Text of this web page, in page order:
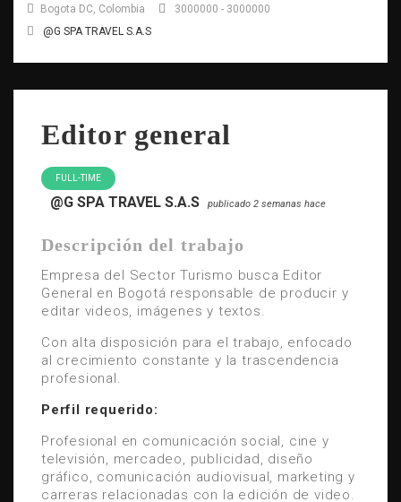
Bogota DC, Colombia
3000000 - 3000000
@G SPA TRAVEL S.A.S
Editor general
FULL-TIME
@G SPA TRAVEL S.A.S publicado 2 semanas hace
Descripción del trabajo
Empresa del Sector Turismo busca Editor
General en Bogotá responsable de producir y
editar videos, imágenes y textos.
Con alta disposición para el trabajo, enfocado
al crecimiento constante y la trascendencia
profesional.
Perfil requerido:
Profesional en comunicación social, cine y
televisión, mercadeo, publicidad, diseño
gráfico, comunicación audiovisual, marketing y
carreras relacionadas con la edición de video.